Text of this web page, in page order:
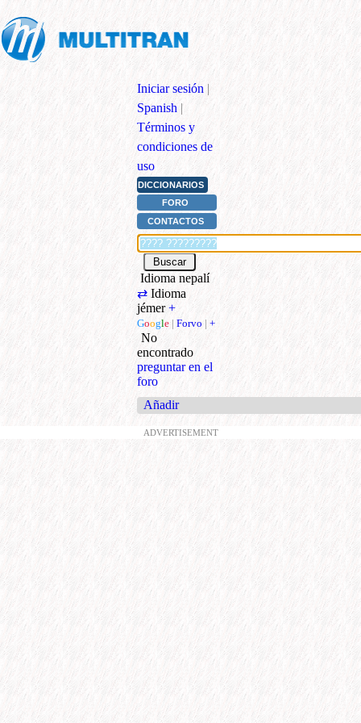
Iniciar sesión |
Spanish |
Términos y
condiciones de
uso
DICCIONARIOS
FORO
CONTACTOS
Idioma nepalí
⇄ Idioma
jémer+
Google | Forvo | +
No
encontrado
preguntar en el
foro
Añadir
ADVERTISEMENT